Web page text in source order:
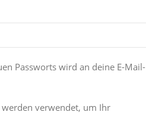
Passworts wird an deine E-Mail-
verwendet, um Ihr